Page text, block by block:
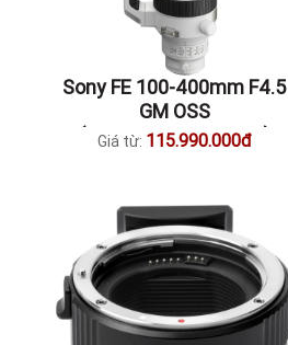
Sony FE 100-400mm F4.5
GM OSS
(SEL100400MCQSYX)
Giá từ: 115.990.000đ